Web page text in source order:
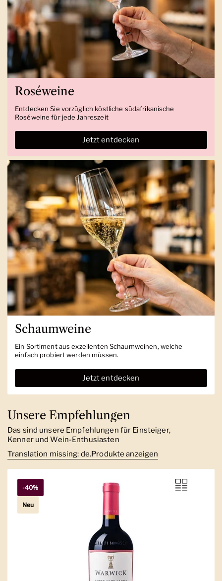
Roséweine
Entdecken Sie vorzüglich köstliche südafrikanische
Roséweine für jede Jahreszeit
Jetzt entdecken
Schaumweine
Ein Sortiment aus exzellenten Schaumweinen, welche
einfach probiert werden müssen.
Jetzt entdecken
Unsere Empfehlungen
Das sind unsere Empfehlungen für Einsteiger,
Kenner und Wein-Enthusiasten
Translation missing: de.Produkte anzeigen
-40%
Neu